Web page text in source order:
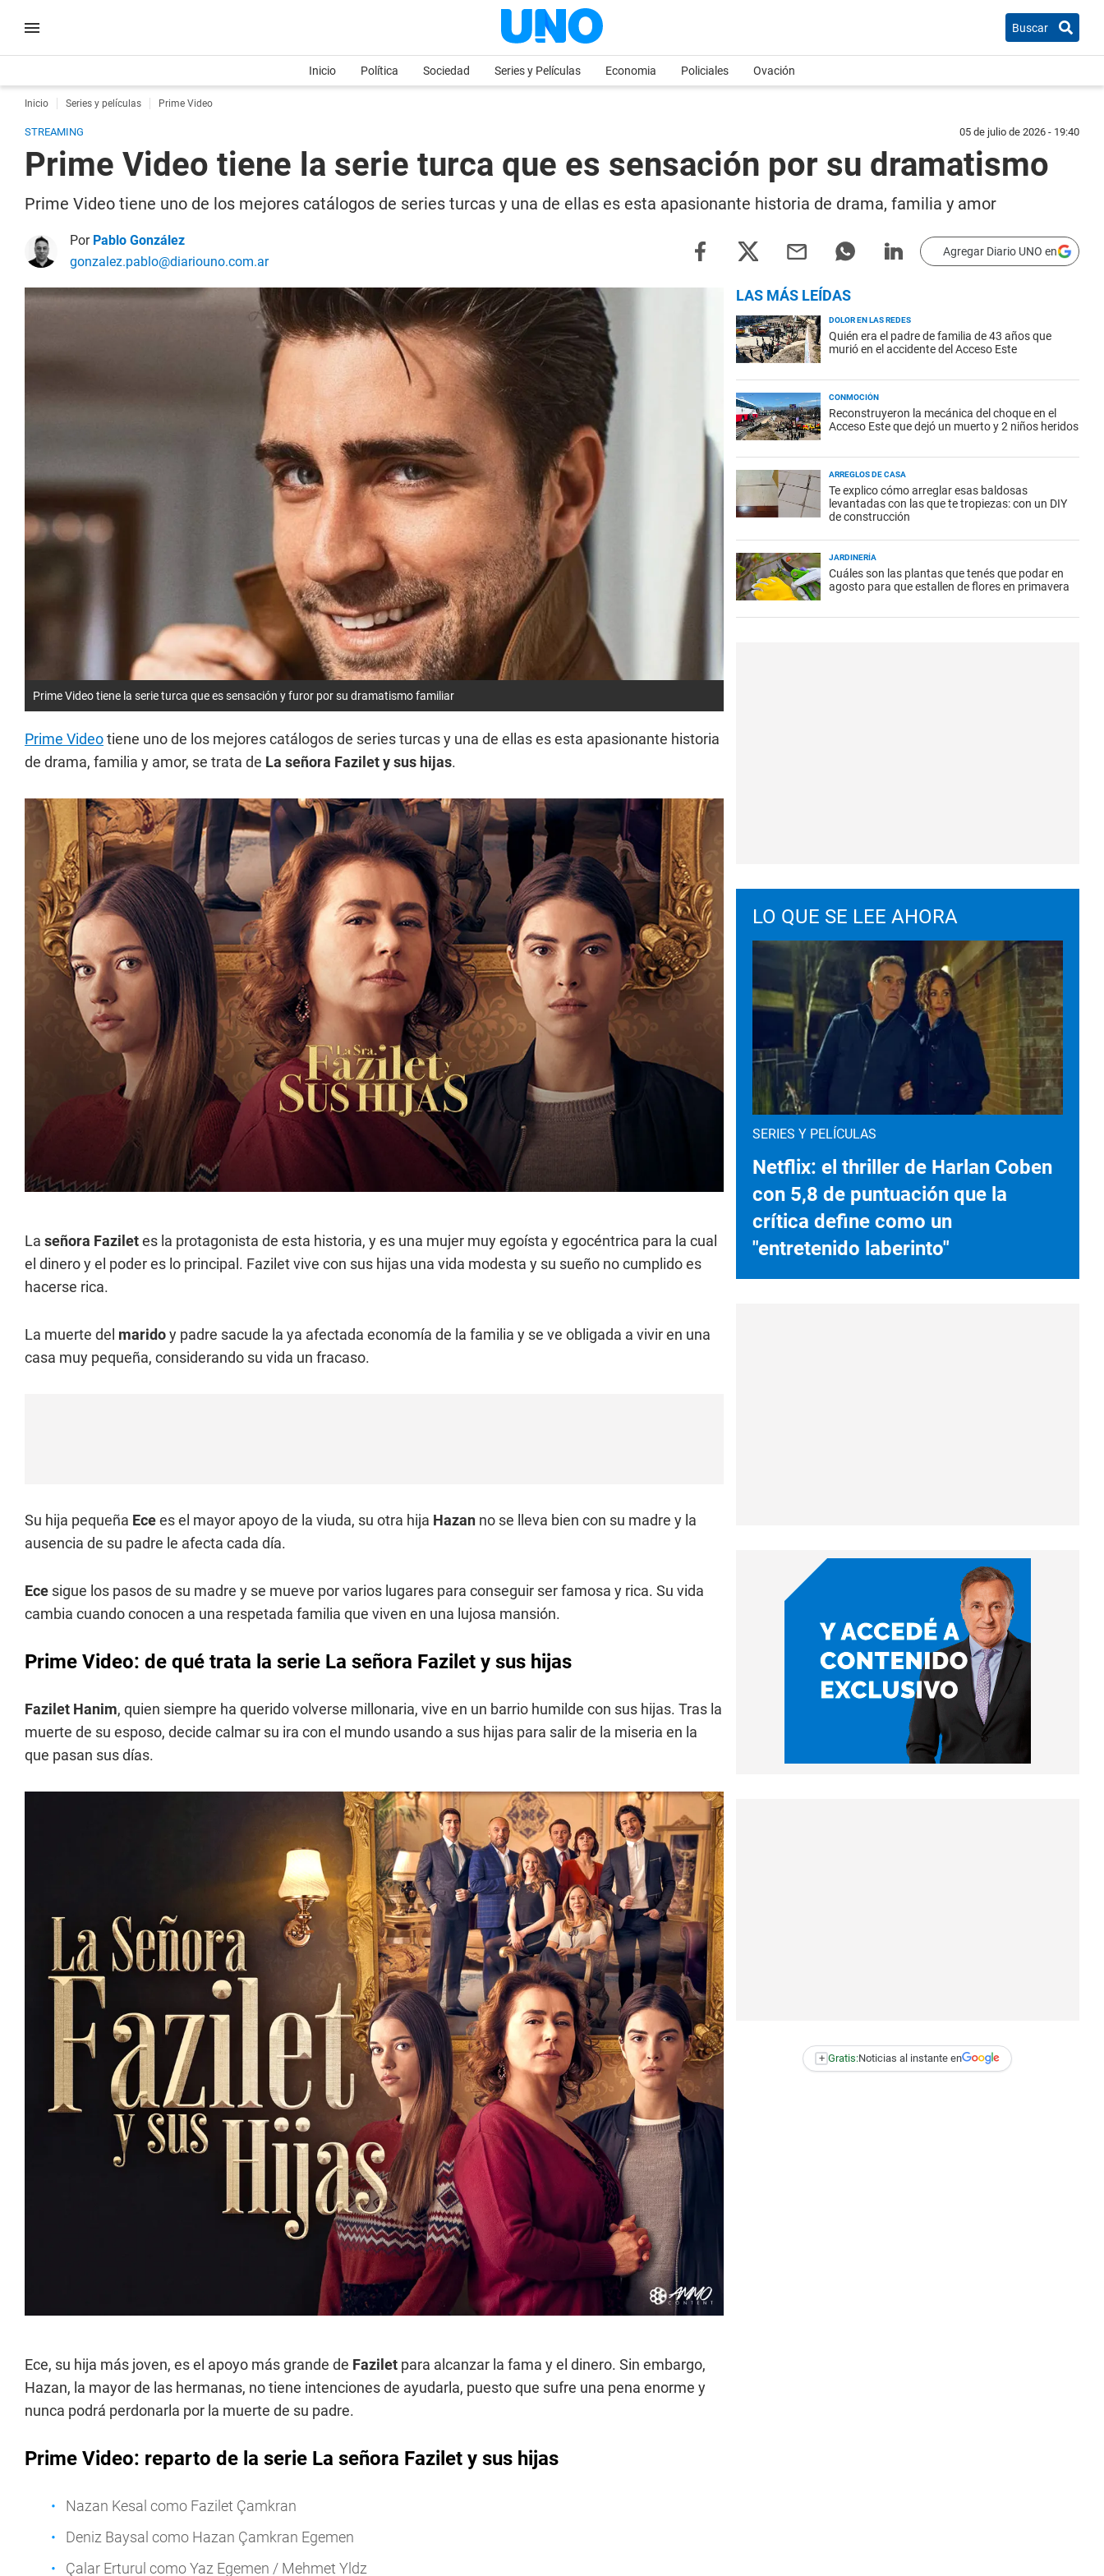
Buscar
Inicio Política Sociedad Series y Películas Economia Policiales Ovación
Inicio Series y películas Prime Video
STREAMING 05 de julio de 2026 - 19:40
Prime Video tiene la serie turca que es sensación por su dramatismo
Prime Video tiene uno de los mejores catálogos de series turcas y una de ellas es esta apasionante historia de drama, familia y amor
Por Pablo González
gonzalez.pablo@diariouno.com.ar
Agregar Diario UNO en
Prime Video tiene la serie turca que es sensación y furor por su dramatismo familiar
Prime Videotiene uno de los mejores catálogos de series turcas y una de ellas es esta apasionante historia
de drama, familia y amor, se trata de La señora Fazilet y sus hijas.
La señora Faziletes la protagonista de esta historia, y es una mujer muy egoísta y egocéntrica para la cual
el dinero y el poder es lo principal. Fazilet vive con sus hijas una vida modesta y su sueño no cumplido es
hacerse rica.
La muerte del maridoy padre sacude la ya afectada economía de la familia y se ve obligada a vivir en una
casa muy pequeña, considerando su vida un fracaso.
Su hija pequeña Ecees el mayor apoyo de la viuda, su otra hija Hazan no se lleva bien con su madre y la
ausencia de su padre le afecta cada día.
Ece sigue los pasos de su madre y se mueve por varios lugares para conseguir ser famosa y rica. Su vida
cambia cuando conocen a una respetada familia que viven en una lujosa mansión.
Prime Video: de qué trata la serie La señora Fazilet y sus hijas
Fazilet Hanim, quien siempre ha querido volverse millonaria, vive en un barrio humilde con sus hijas. Tras la
muerte de su esposo, decide calmar su ira con el mundo usando a sus hijas para salir de la miseria en la
que pasan sus días.
Ece, su hija más joven, es el apoyo más grande de Fazilet para alcanzar la fama y el dinero. Sin embargo,
Hazan, la mayor de las hermanas, no tiene intenciones de ayudarla, puesto que sufre una pena enorme y
nunca podrá perdonarla por la muerte de su padre.
Prime Video: reparto de la serie La señora Fazilet y sus hijas
Nazan Kesal como Fazilet Çamkran
Deniz Baysal como Hazan Çamkran Egemen
Çalar Erturul como Yaz Egemen / Mehmet Yldz
LAS MÁS LEÍDAS
DOLOR EN LAS REDES
Quién era el padre de familia de 43 años que
murió en el accidente del Acceso Este
CONMOCIÓN
Reconstruyeron la mecánica del choque en el
Acceso Este que dejó un muerto y 2 niños heridos
ARREGLOS DE CASA
Te explico cómo arreglar esas baldosas
levantadas con las que te tropiezas: con un DIY
de construcción
JARDINERÍA
Cuáles son las plantas que tenés que podar en
agosto para que estallen de flores en primavera
LO QUE SE LEE AHORA
SERIES Y PELÍCULAS
Netflix: el thriller de Harlan Coben
con 5,8 de puntuación que la
crítica define como un
"entretenido laberinto"
+ Gratis:Noticias al instante en